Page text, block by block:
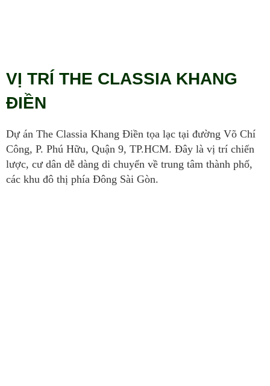
VỊ TRÍ THE CLASSIA KHANG
ĐIỀN
Dự án The Classia Khang Điền tọa lạc tại đường Võ Chí
Công, P. Phú Hữu, Quận 9, TP.HCM. Đây là vị trí chiến
lược, cư dân dễ dàng di chuyển về trung tâm thành phố,
các khu đô thị phía Đông Sài Gòn.